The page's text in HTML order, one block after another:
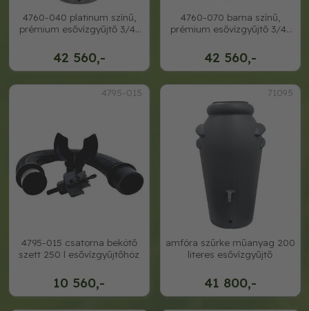
42 560,-
4760-040 platinum színű,
prémium esővízgyűjtő 3/4-
42 560,-
4760-070 barna színű,
prémium esővízgyűjtő 3/4-
4795-015
10 560,-
4795-015 csatorna bekötő
szett 250 l esővízgyűjtőhöz
71095
41 800,-
amfóra szűrke műanyag 200
literes esővízgyűjtő